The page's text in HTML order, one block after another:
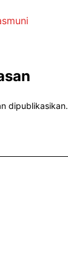
dipublikasikan.